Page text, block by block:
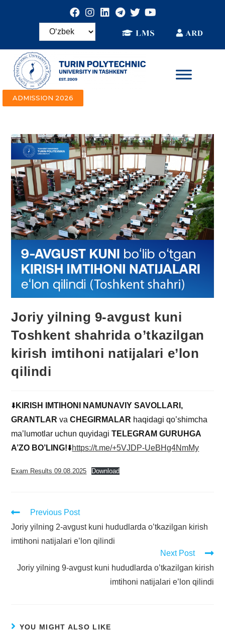
ADMISSION 2026
Joriy yilning 9-avgust kuni
Toshkent shahrida o’tkazilgan
kirish imtihoni natijalari e’lon
qilindi
⬇️KIRISH IMTIHONI NAMUNAVIY SAVOLLARI,
GRANTLAR vaCHEGIRMALAR haqidagi qo’shimcha
ma’lumotlar uchun quyidagiTELEGRAM GURUHGA
A’ZO BO’LING!⬇️https://t.me/+5VJDP-UeBHg4NmMy
Exam Results 09.08.2025 Download
Previous Post
Joriy yilning 2-avgust kuni hududlarda o’tkazilgan kirish
imtihoni natijalari e’lon qilindi
Next Post
Joriy yilning 9-avgust kuni hududlarda o’tkazilgan kirish
imtihoni natijalari e’lon qilindi
YOU MIGHT ALSO LIKE